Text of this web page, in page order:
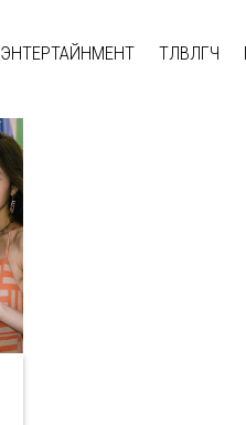
ЭНТЕРТАЙНМЕНТ ТӨЛӨВЛӨГЧ